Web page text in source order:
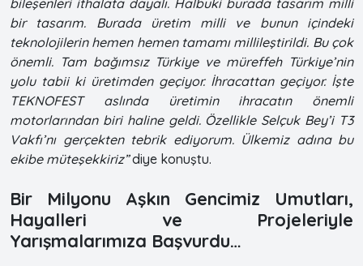
bir tasarım. Burada üretim milli ve bunun içindeki
teknolojilerin hemen hemen tamamı millileştirildi. Bu çok
önemli. Tam bağımsız Türkiye ve müreffeh Türkiye’nin
yolu tabii ki üretimden geçiyor. İhracattan geçiyor. İşte
TEKNOFEST aslında üretimin ihracatın önemli
motorlarından biri haline geldi. Özellikle Selçuk Bey’i T3
Vakfı’nı gerçekten tebrik ediyorum. Ülkemiz adına bu
ekibe müteşekkiriz”diye konuştu.
Bir Milyonu Aşkın Gencimiz Umutları,
Hayalleri ve Projeleriyle
Yarışmalarımıza Başvurdu…